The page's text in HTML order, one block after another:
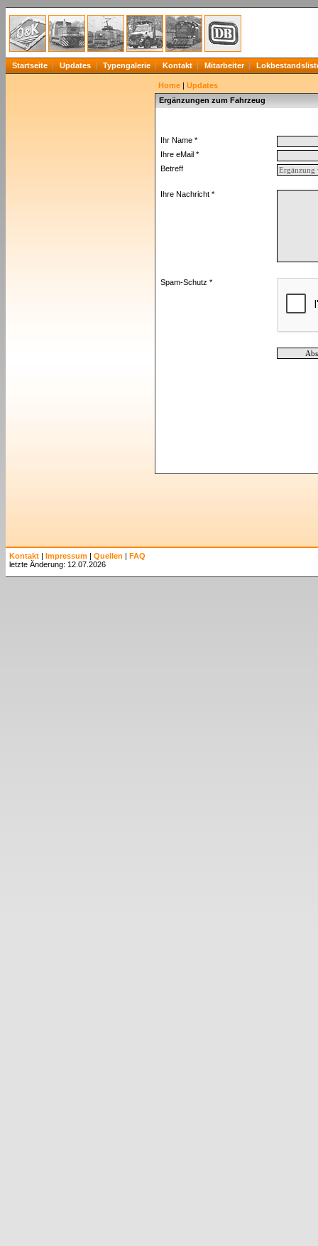
Startseite Updates Typengalerie Kontakt Mitarbeiter
Home | Updates
Ergänzungen zum Fahrzeug
Ihr Name *
Ihre eMail *
Betreff
Ihre Nachricht *
Spam-Schutz *
Kontakt | Impressum | Quellen | FAQ
letzte Änderung: 12.07.2026